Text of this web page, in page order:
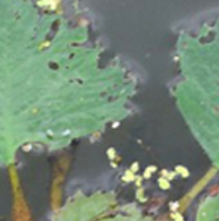
Twitter
Facebook
Line
Copy URL